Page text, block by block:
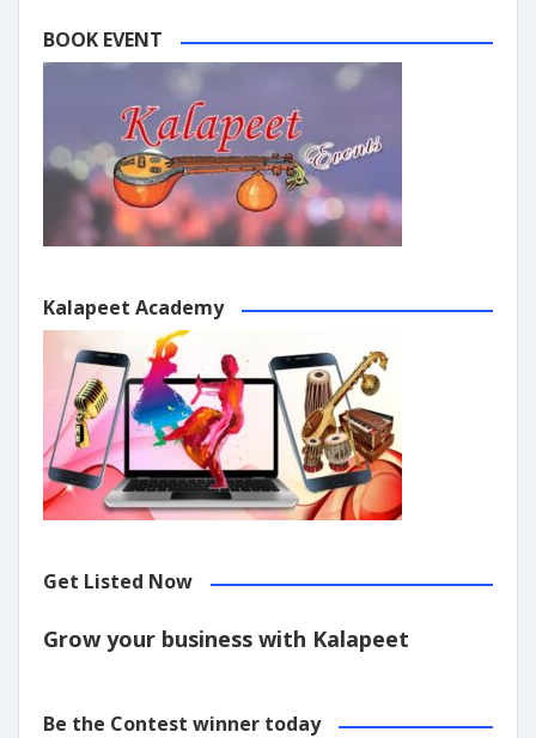
BOOK EVENT
Kalapeet Academy
Get Listed Now
Grow your business with Kalapeet
Be the Contest winner today